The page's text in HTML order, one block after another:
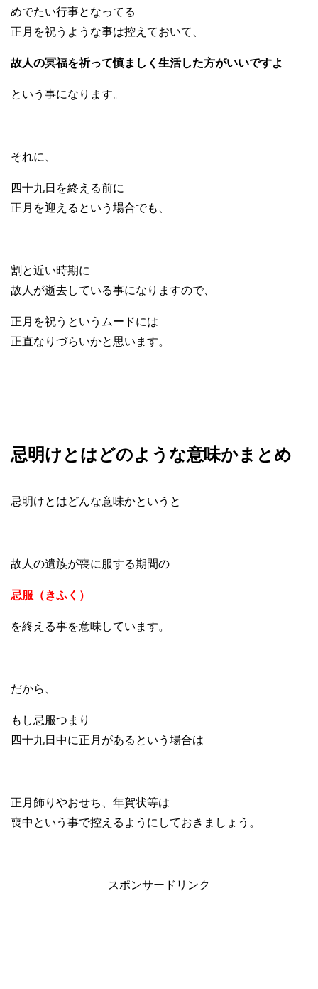
めでたい行事となってる
正月を祝うような事は控えておいて、
故人の冥福を祈って慎ましく生活した方がいいですよ
という事になります。
それに、
四十九日を終える前に
正月を迎えるという場合でも、
割と近い時期に
故人が逝去している事になりますので、
正月を祝うというムードには
正直なりづらいかと思います。
忌明けとはどのような意味かまとめ
忌明けとはどんな意味かというと
故人の遺族が喪に服する期間の
忌服（きふく）
を終える事を意味しています。
だから、
もし忌服つまり
四十九日中に正月があるという場合は
正月飾りやおせち、年賀状等は
喪中という事で控えるようにしておきましょう。
スポンサードリンク